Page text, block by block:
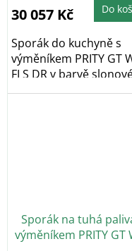
5,0
z
hvězdiček.
30 057 Kč Do
Sporák do kuchyně s
výměníkem PRITY GT
FI S DR v barvě
kosti...
Sporák na tuhá
výměníkem PRITY GT